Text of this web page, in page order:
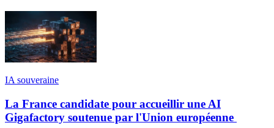
IA souveraine
La France candidate pour accueillir une AI
Gigafactory soutenue par l'Union européenne